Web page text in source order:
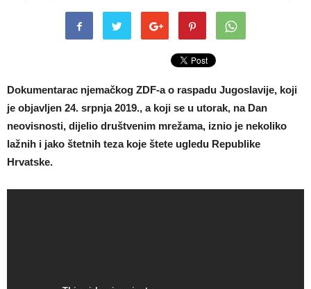
Dokumentarac njemačkog ZDF-a o raspadu Jugoslavije, koji
je objavljen 24. srpnja 2019., a koji se u utorak, na Dan
neovisnosti, dijelio društvenim mrežama, iznio je nekoliko
lažnih i jako štetnih teza koje štete ugledu Republike
Hrvatske.